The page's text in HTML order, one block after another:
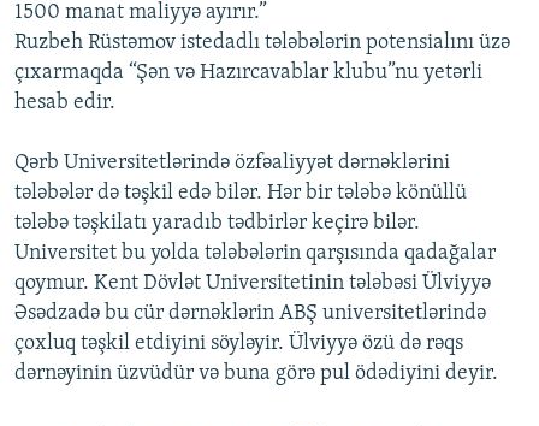
1500 manat maliyyə ayırır.”
Ruzbeh Rüstəmov istedadlı tələbələrin potensialını üzə
çıxarmaqda “Şən və Hazırcavablar klubu”nu yetərli
hesab edir.
Qərb Universitetlərində özfəaliyyət dərnəklərini
tələbələr də təşkil edə bilər. Hər bir tələbə könüllü
tələbə təşkilatı yaradıb tədbirlər keçirə bilər.
Universitet bu yolda tələbələrin qarşısında qadağalar
qoymur. Kent Dövlət Universitetinin tələbəsi Ülviyyə
Əsədzadə bu cür dərnəklərin ABŞ universitetlərində
çoxluq təşkil etdiyini söyləyir. Ülviyyə özü də rəqs
dərnəyinin üzvüdür və buna görə pul ödədiyini deyir.